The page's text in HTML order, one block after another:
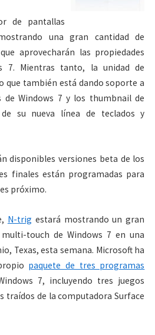
de pantallas
una gran cantidad de
aprovecharán las propiedades
7. Mientras tanto, la unidad de
que también está dando soporte a
de Windows 7 y los thumbnail de
de su nueva línea de teclados y
disponibles versiones beta de los
finales están programadas para
próximo.
N-trig estará mostrando un gran
touch de Windows 7 en una
Texas, esta semana. Microsoft ha
paquete de tres programas
7, incluyendo tres juegos
traídos de la computadora Surface